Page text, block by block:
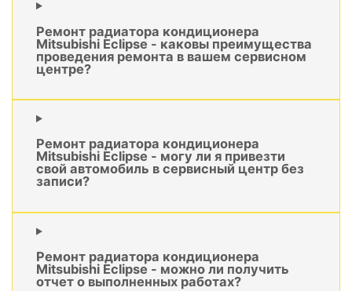
Ремонт радиатора кондиционера
Mitsubishi Eclipse - каковы преимущества
проведения ремонта в вашем сервисном
центре?
Ремонт радиатора кондиционера
Mitsubishi Eclipse - могу ли я привезти
свой автомобиль в сервисный центр без
записи?
Ремонт радиатора кондиционера
Mitsubishi Eclipse - можно ли получить
отчет о выполненных работах?